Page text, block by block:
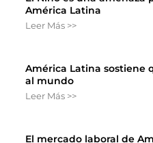
América Latina
Leer Más >>
América Latina sostiene
al mundo
Leer Más >>
El mercado laboral de